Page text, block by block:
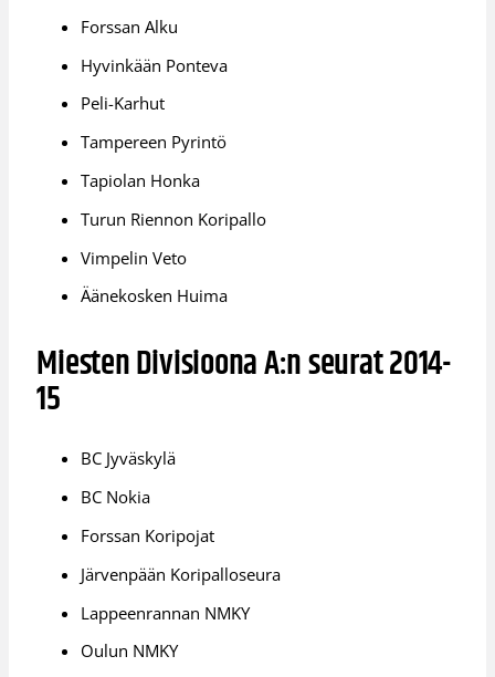
Forssan Alku
Hyvinkään Ponteva
Peli-Karhut
Tampereen Pyrintö
Tapiolan Honka
Turun Riennon Koripallo
Vimpelin Veto
Äänekosken Huima
Miesten Divisioona A:n seurat 2014-
15
BC Jyväskylä
BC Nokia
Forssan Koripojat
Järvenpään Koripalloseura
Lappeenrannan NMKY
Oulun NMKY